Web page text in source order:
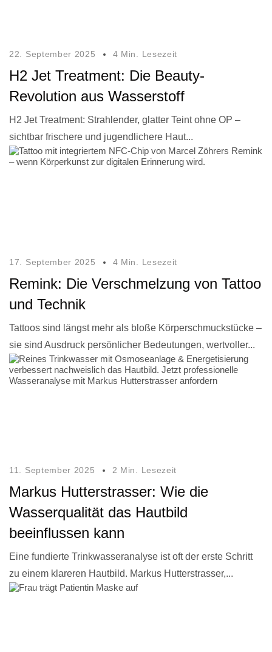
22. September 2025 4 Min. Lesezeit
H2 Jet Treatment: Die Beauty-
Revolution aus Wasserstoff
H2 Jet Treatment: Strahlender, glatter Teint ohne OP –
sichtbar frischere und jugendlichere Haut...
17. September 2025 4 Min. Lesezeit
Remink: Die Verschmelzung von Tattoo
und Technik
Tattoos sind längst mehr als bloße Körperschmuckstücke –
sie sind Ausdruck persönlicher Bedeutungen, wertvoller...
11. September 2025 2 Min. Lesezeit
Markus Hutterstrasser: Wie die
Wasserqualität das Hautbild
beeinflussen kann
Eine fundierte Trinkwasseranalyse ist oft der erste Schritt
zu einem klareren Hautbild. Markus Hutterstrasser,...